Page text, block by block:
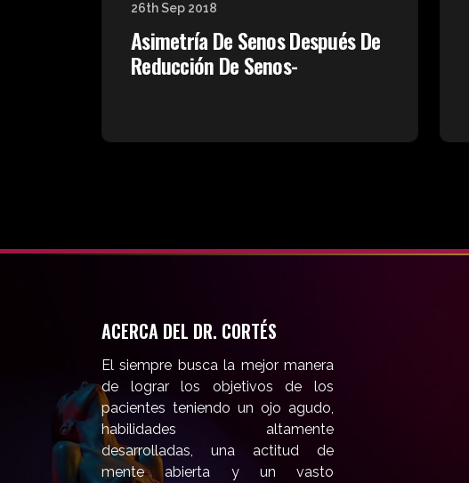
26th Sep 2018
Asimetría De Senos Después De
Reducción De Senos-
ACERCA DEL DR. CORTÉS
El siempre busca la mejor manera
de lograr los objetivos de los
pacientes teniendo un ojo agudo,
habilidades altamente
desarrolladas, una actitud de
mente abierta y un vasto